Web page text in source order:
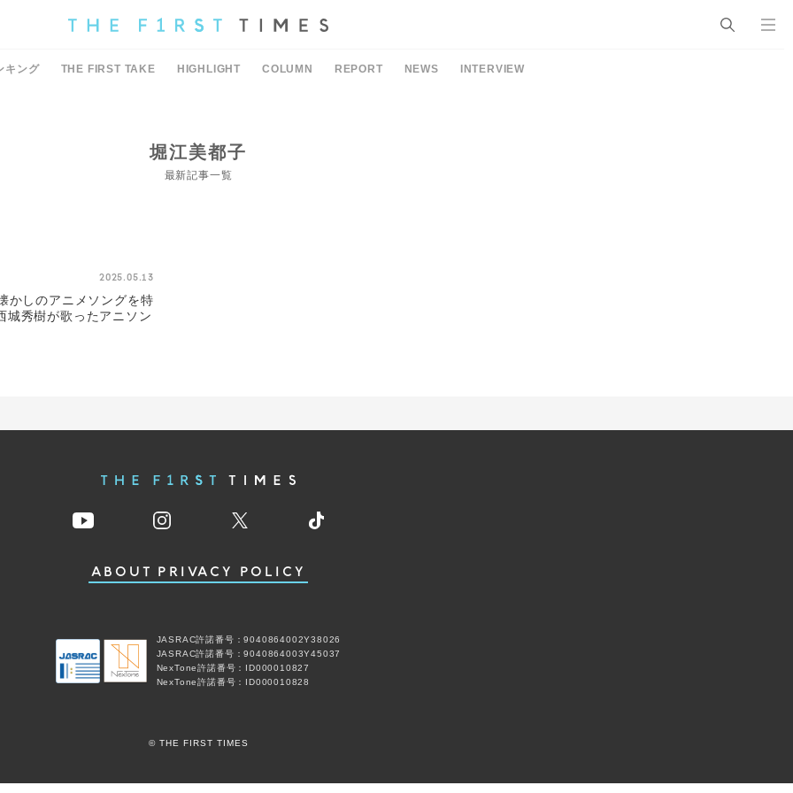
キング THE FIRST TAKE HIGHLIGHT COLUMN REPORT NEWS INTERVIEW
堀江美都子
最新記事一覧
2025.05.13
かしのアニメソングを特
城秀樹が歌ったアニソン
ABOUT PRIVACY POLICY
JASRAC許諾番号：9040864002Y38026
JASRAC許諾番号：9040864003Y45037
NexTone許諾番号：ID000010827
NexTone許諾番号：ID000010828
© THE FIRST TIMES